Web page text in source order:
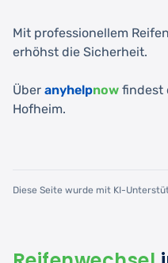
Mit professionellem
erhöhst die Sicherheit.
Über anyhelpnow findest
Hofheim.
Diese Seite wurde mit KI-